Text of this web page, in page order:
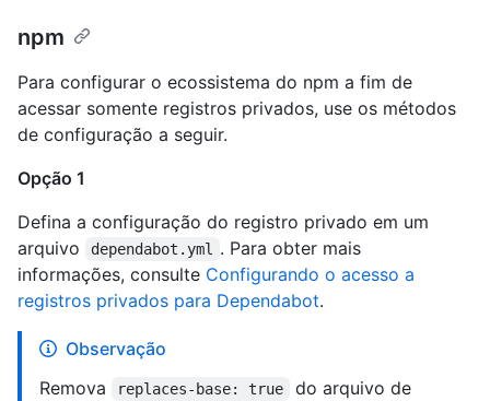
npm
Para configurar o ecossistema do npm a fim de
acessar somente registros privados, use os métodos
de configuração a seguir.
Opção 1
Defina a configuração do registro privado em um
arquivo
dependabot.yml
. Para obter mais
informações, consulte Configurando o acesso a
registros privados para Dependabot.
Observação
Remova
replaces-base: true
do arquivo de